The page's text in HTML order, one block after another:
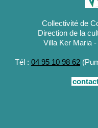
Collectivité de
Direction de la
Villa Ker Maria
Tél : 04 95 10 98 62